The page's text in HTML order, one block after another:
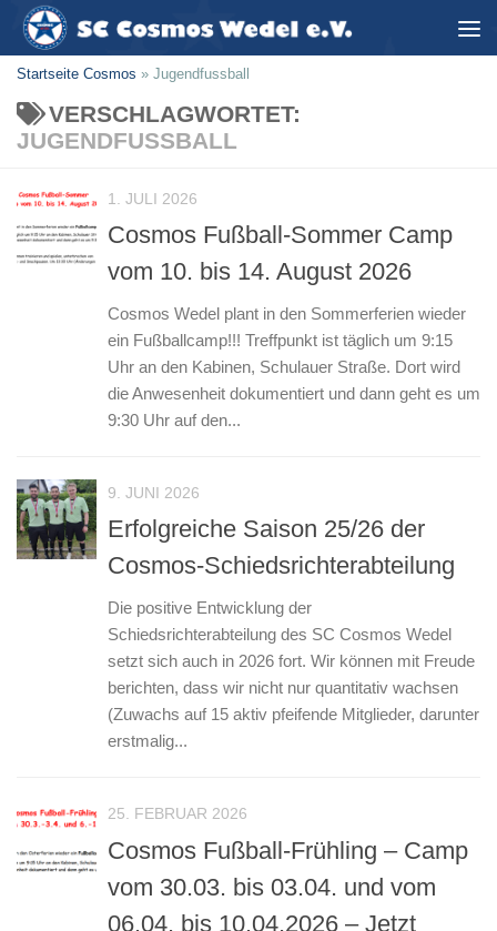
Zum Inhalt springen
Startseite Cosmos » Jugendfussball
VERSCHLAGWORTET:
JUGENDFUSSBALL
1. JULI 2026
Cosmos Fußball-Sommer Camp
vom 10. bis 14. August 2026
Cosmos Wedel plant in den Sommerferien wieder
ein Fußballcamp!!! Treffpunkt ist täglich um 9:15
Uhr an den Kabinen, Schulauer Straße. Dort wird
die Anwesenheit dokumentiert und dann geht es um
9:30 Uhr auf den...
9. JUNI 2026
Erfolgreiche Saison 25/26 der
Cosmos-Schiedsrichterabteilung
Die positive Entwicklung der
Schiedsrichterabteilung des SC Cosmos Wedel
setzt sich auch in 2026 fort. Wir können mit Freude
berichten, dass wir nicht nur quantitativ wachsen
(Zuwachs auf 15 aktiv pfeifende Mitglieder, darunter
erstmalig...
25. FEBRUAR 2026
Cosmos Fußball-Frühling – Camp
vom 30.03. bis 03.04. und vom
06.04. bis 10.04.2026 – Jetzt